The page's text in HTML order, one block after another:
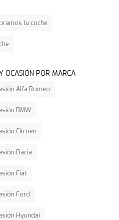
tu coche
OCASIÓN POR MARCA
Alfa Romeo
BMW
Citroen
Dacia
Fiat
Ford
Hyundai